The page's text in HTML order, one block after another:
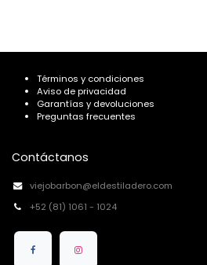
Términos y condiciones
Aviso de privacidad
Garantías y devoluciones
Preguntas frecuentes
Contáctanos
viejobarbon@eldestiladero.com
+52 (81) 1061 - 1024